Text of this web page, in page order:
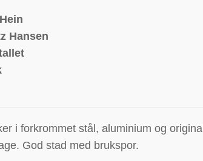
Hansen
i forkrommet stål, aluminium og original
God stad med brukspor.